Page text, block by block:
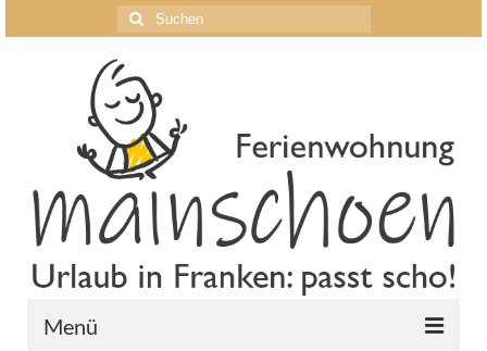
Suche
nach:
Menü